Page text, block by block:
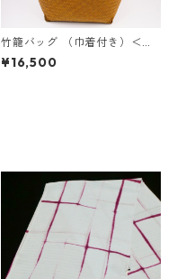
竹籠バッグ （巾着付き）＜和
小物さくら＞SKB-3
¥16,500